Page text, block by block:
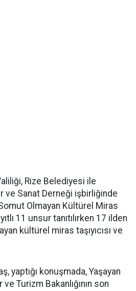
Rize Belediyesi ile
ve Sanat Derneği işbirliğinde
Olmayan Kültürel Miras
11 unsur tanıtılırken 17 ilden
kültürel miras taşıyıcısı ve
yaptığı konuşmada, Yaşayan
Turizm Bakanlığının son